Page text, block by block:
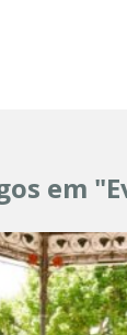
em